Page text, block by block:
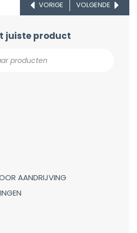
VORIGE VOLGENDE
juiste product
AANDRIJVING